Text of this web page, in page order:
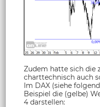
Zudem hatte sich die
charttechnisch auch
Im DAX (siehe
Beispiel die (gelbe)
4 darstellen: